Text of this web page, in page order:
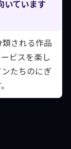
いています
される作品
ビスを楽し
たちのにぎ